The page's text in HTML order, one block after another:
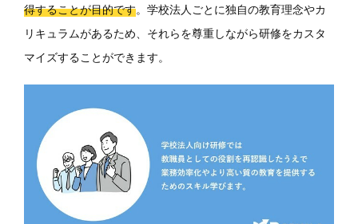
得することが目的です。学校法人ごとに独自の教育理念やカ
リキュラムがあるため、それらを尊重しながら研修をカスタ
マイズすることができます。